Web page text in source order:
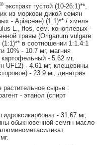
® экстракт густой (10-26:1)**,
из моркови дикой семян
- Apiaceae) (1:1)** / хмеля
L., flos, сем. коноплевых -
травы (Origanum vulgare
в соотношении 1:1.4:1
10% - 10.7 мг, магния
картофельный - 5.62 мг,
UFL2) - 4.61 мг, клещевины
- 23.9 мг, динатрия
растительное сырье :
- этанол (спирт
- 31.67 мг,
обыкновенной семян масло